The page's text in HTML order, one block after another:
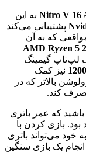
Nitro V 16 به این
پشتیبانی می‌کند
که به آن
AMD Ryzen 5
لپ‌تاپ گیمینگ
نیز کمک
بالاتر که در
کند.
که عمر باتری
بازی کردن با
خود می‌تواند باتری
یک بازی سنگین